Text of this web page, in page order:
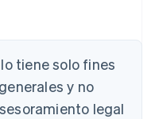
tiene solo fines
y no
legal